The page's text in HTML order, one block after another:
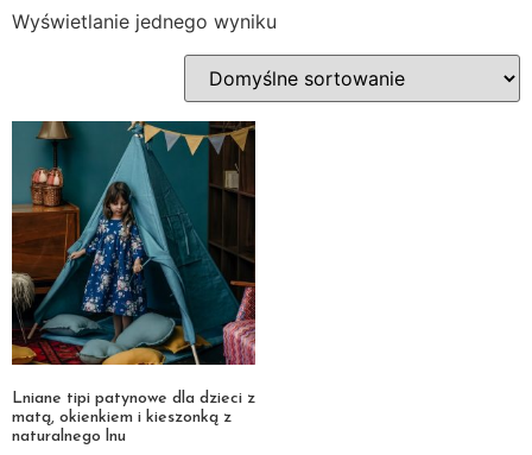
Wyświetlanie jednego wyniku
Lniane tipi patynowe dla dzieci z
matą, okienkiem i kieszonką z
naturalnego lnu